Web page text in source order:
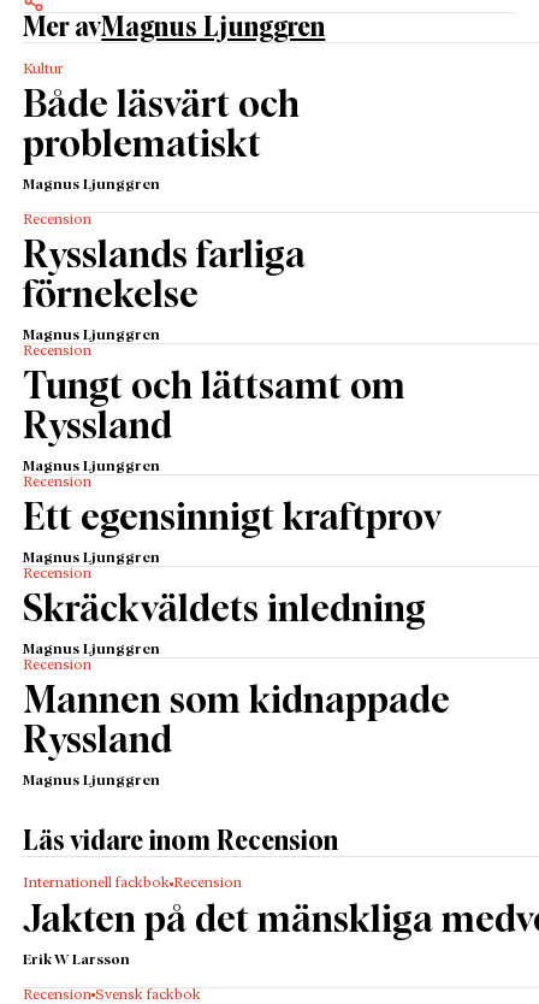
Mer avMagnus Ljunggren
Kultur
Både läsvärt och
problematiskt
Magnus Ljunggren
Recension
Rysslands farliga
förnekelse
Magnus Ljunggren
Recension
Tungt och lättsamt om
Ryssland
Magnus Ljunggren
Recension
Ett egensinnigt kraftprov
Magnus Ljunggren
Recension
Skräckväldets inledning
Magnus Ljunggren
Recension
Mannen som kidnappade
Ryssland
Magnus Ljunggren
Läs vidare inom Recension
Internationell fackbok Recension
Jakten på det mänskliga
Erik W Larsson
Recension Svensk fackbok